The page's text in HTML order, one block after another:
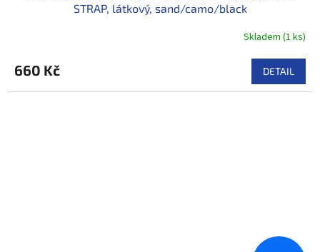
STRAP, látkový, sand/camo/black
Skladem (1 ks)
660 Kč DETAIL